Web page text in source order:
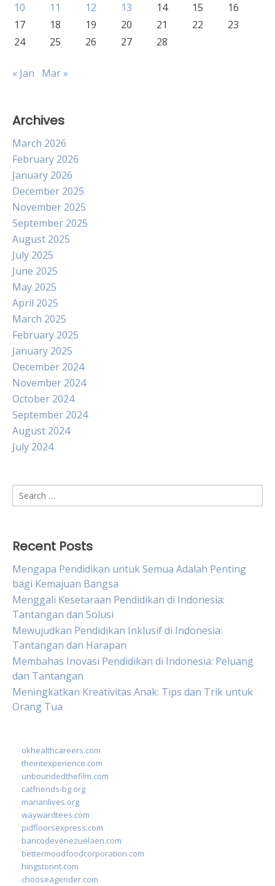
10
11 12 13 14 15
16
17
18 19 20 21 22
23
24
25 26 27 28
« Jan Mar »
Archives
March 2026
February 2026
January 2026
December 2025
November 2025
September 2025
August 2025
July 2025
June 2025
May 2025
April 2025
March 2025
February 2025
January 2025
December 2024
November 2024
October 2024
September 2024
August 2024
July 2024
Search
for:
Recent Posts
Mengapa Pendidikan untuk Semua Adalah Penting
bagi Kemajuan Bangsa
Menggali Kesetaraan Pendidikan di Indonesia:
Tantangan dan Solusi
Mewujudkan Pendidikan Inklusif di Indonesia:
Tantangan dan Harapan
Membahas Inovasi Pendidikan di Indonesia: Peluang
dan Tantangan
Meningkatkan Kreativitas Anak: Tips dan Trik untuk
Orang Tua
okhealthcareers.com
theintexperience.com
unboundedthefilm.com
catfriends-bg.org
marianlives.org
waywardtees.com
pidfloorsexpress.com
bancodevenezuelaen.com
bettermoodfoodcorporation.com
hingstonnt.com
chooseagender.com